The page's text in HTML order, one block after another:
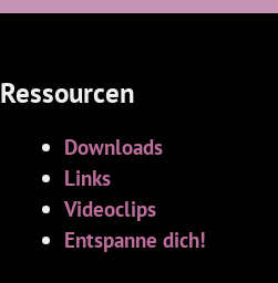
Ressourcen
Downloads
Links
Videoclips
Entspanne dich!